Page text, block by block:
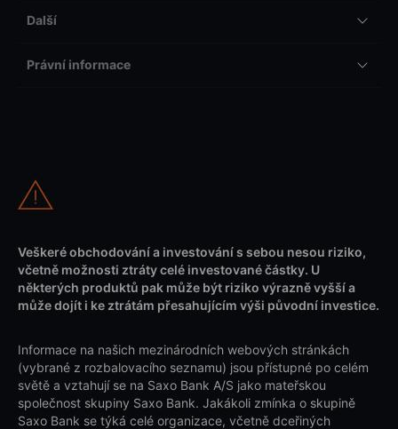
Další
Právní informace
Veškeré obchodování a investování s sebou nesou riziko,
včetně možnosti ztráty celé investované částky. U
některých produktů pak může být riziko výrazně vyšší a
může dojít i ke ztrátám přesahujícím výši původní investice.
Informace na našich mezinárodních webových stránkách
(vybrané z rozbalovacího seznamu) jsou přístupné po celém
světě a vztahují se na Saxo Bank A/S jako mateřskou
společnost skupiny Saxo Bank. Jakákoli zmínka o skupině
Saxo Bank se týká celé organizace, včetně dceřiných